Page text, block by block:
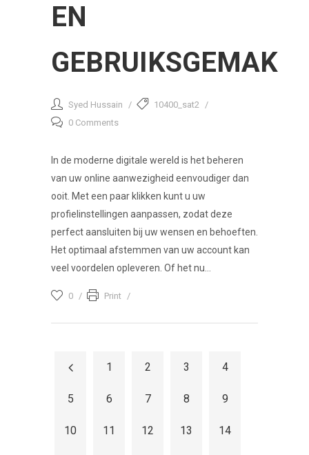
EN
GEBRUIKSGEMAK
Syed Hussain
10400_sat2
0 Comments
In de moderne digitale wereld is het beheren
van uw online aanwezigheid eenvoudiger dan
ooit. Met een paar klikken kunt u uw
profielinstellingen aanpassen, zodat deze
perfect aansluiten bij uw wensen en behoeften.
Het optimaal afstemmen van uw account kan
veel voordelen opleveren. Of het nu...
0 Print
1 2 3 4
5 6 7 8 9
10 11 12 13 14